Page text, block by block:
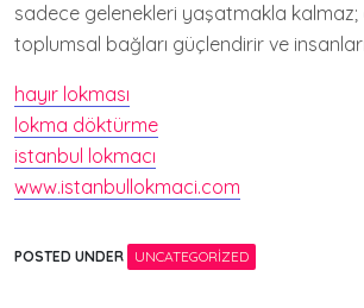
sadece gelenekleri yaşatmakla kalmaz;
toplumsal bağları güçlendirir ve
hayır lokması
lokma döktürme
istanbul lokmacı
www.istanbullokmaci.com
POSTED UNDER UNCATEGORIZED